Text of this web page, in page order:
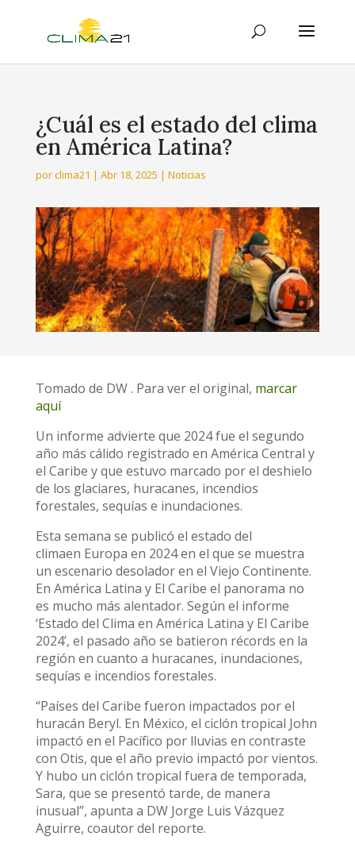
¿Cuál es el estado del clima
en América Latina?
porclima21 | Abr 18, 2025 | Noticias
Tomado de DW . Para ver el original, marcar
aquí
Un informe advierte que 2024 fue el segundo
año más cálido registrado en América Central y
el Caribe y que estuvo marcado por el deshielo
de los glaciares, huracanes, incendios
forestales, sequías e inundaciones.
Esta semana se publicó el estado del
climaen Europa en 2024 en el que se muestra
un escenario desolador en el Viejo Continente.
En América Latina y El Caribe el panorama no
es mucho más alentador. Según el informe
‘Estado del Clima en América Latina y El Caribe
2024’, el pasado año se batieron récords en la
región en cuanto a huracanes, inundaciones,
sequías e incendios forestales.
“Países del Caribe fueron impactados por el
huracán Beryl. En México, el ciclón tropical John
impactó en el Pacífico por lluvias en contraste
con Otis, que el año previo impactó por vientos.
Y hubo un ciclón tropical fuera de temporada,
Sara, que se presentó tarde, de manera
inusual”, apunta a DW Jorge Luis Vázquez
Aguirre, coautor del reporte.